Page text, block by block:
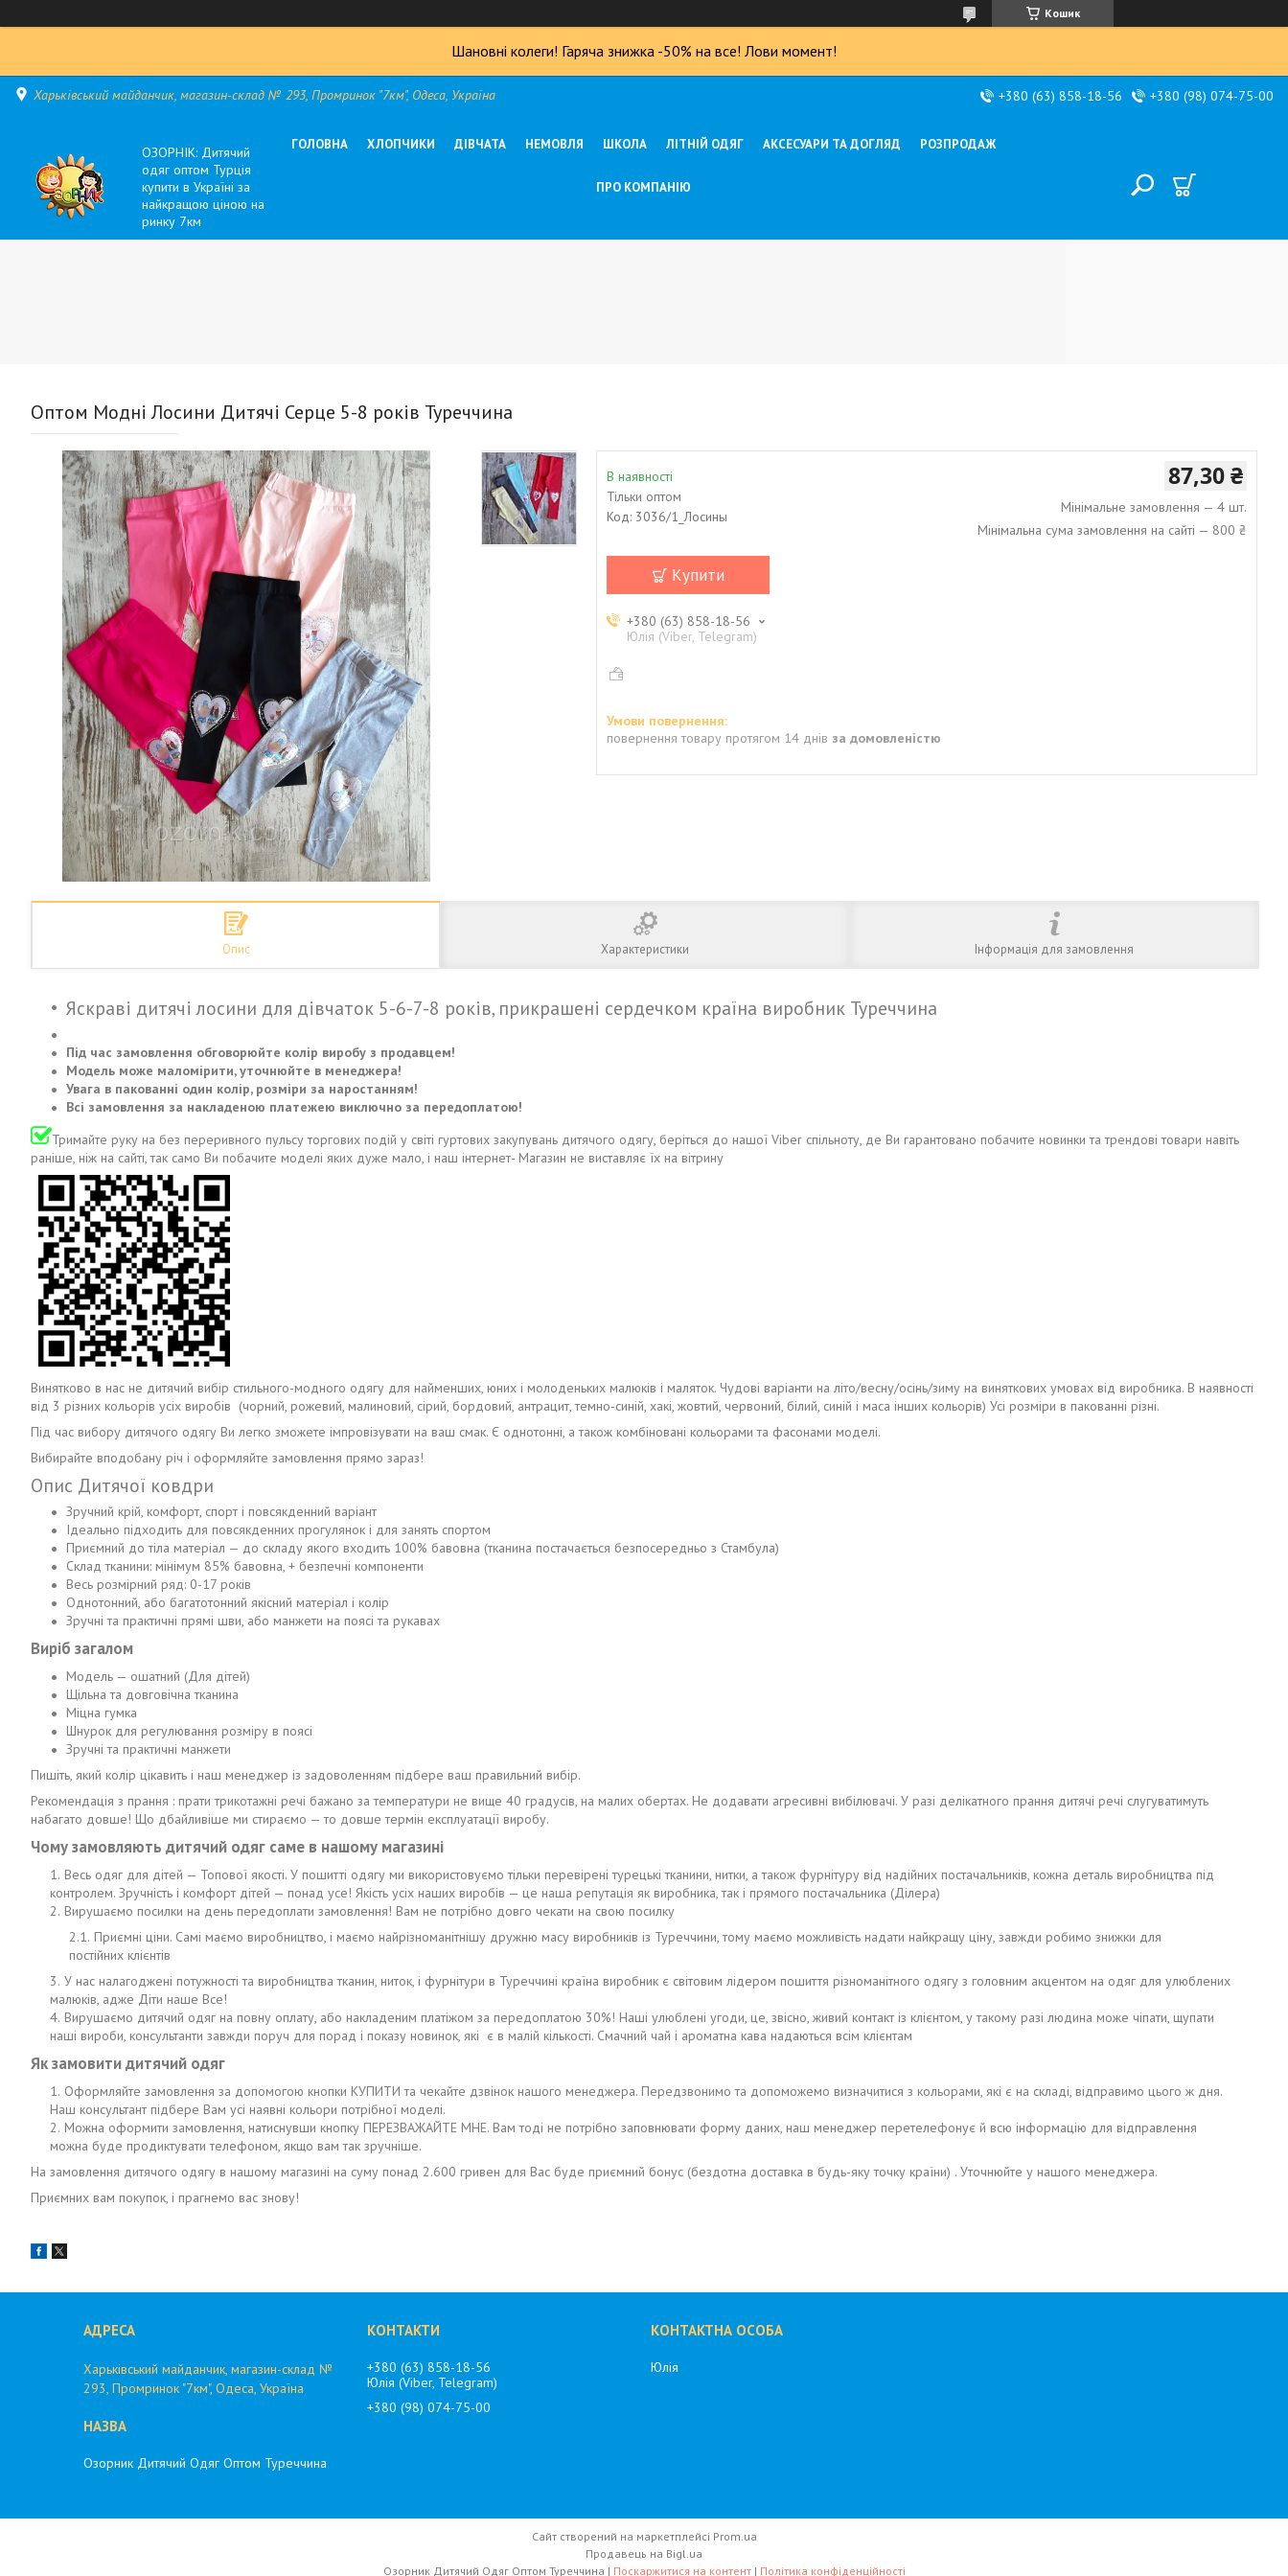
Кошик
Шановні колеги! Гаряча знижка -50% на все! Лови момент!
Харьківський майданчик, магазин-склад № 293, Промринок "7км", Одеса, Україна +380 (63) 858-18-56 +380 (98) 074-75-00
ОЗОРНІК: Дитячий
одяг оптом Турція
купити в Україні за
найкращою ціною на
ринку 7км
ГОЛОВНА ХЛОПЧИКИ ДІВЧАТА НЕМОВЛЯ ШКОЛА ЛІТНІЙ ОДЯГ АКСЕСУАРИ ТА ДОГЛЯД РОЗПРОДАЖ
ПРО КОМПАНІЮ
Оптом Модні Лосини Дитячі Серце 5-8 років Туреччина
В наявності
Тільки оптом
Код: 3036/1_Лосины
87,30 ₴
Мінімальне замовлення — 4 шт.
Мінімальна сума замовлення на сайті — 800 ₴
Купити
+380 (63) 858-18-56
Юлія (Viber, Telegram)
повернення товару протягом 14 днів за домовленістю
Опис Характеристики Інформація для замовлення
Яскраві дитячі лосини для дівчаток 5-6-7-8 років, прикрашені сердечком країна виробник Туреччина
Під час замовлення обговорюйте колір виробу з продавцем!
Модель може маломірити, уточнюйте в менеджера!
Увага в пакованні один колір, розміри за наростанням!
Всі замовлення за накладеною платежею виключно за передоплатою!
Тримайте руку на без переривного пульсу торгових подій у світі гуртових закупувань дитячого одягу, беріться до нашої Viber спільноту, де Ви гарантовано побачите новинки та трендові товари навіть
раніше, ніж на сайті, так само Ви побачите моделі яких дуже мало, і наш інтернет- Магазин не виставляє їх на вітрину
Винятково в нас не дитячий вибір стильного-модного одягу для найменших, юних і молоденьких малюків і маляток. Чудові варіанти на літо/весну/осінь/зиму на виняткових умовах від виробника. В наявності
від 3 різних кольорів усіх виробів (чорний, рожевий, малиновий, сірий, бордовий, антрацит, темно-синій, хакі, жовтий, червоний, білий, синій і маса інших кольорів) Усі розміри в пакованні різні.
Під час вибору дитячого одягу Ви легко зможете імпровізувати на ваш смак. Є однотонні, а також комбіновані кольорами та фасонами моделі.
Вибирайте вподобану річ і оформляйте замовлення прямо зараз!
Опис Дитячої ковдри
Зручний крій, комфорт, спорт і повсякденний варіант
Ідеально підходить для повсякденних прогулянок і для занять спортом
Приємний до тіла матеріал — до складу якого входить 100% бавовна (тканина постачається безпосередньо з Стамбула)
Склад тканини: мінімум 85% бавовна, + безпечні компоненти
Весь розмірний ряд: 0-17 років
Однотонний, або багатотонний якісний матеріал і колір
Зручні та практичні прямі шви, або манжети на поясі та рукавах
Виріб загалом
Модель — ошатний (Для дітей)
Щільна та довговічна тканина
Міцна гумка
Шнурок для регулювання розміру в поясі
Зручні та практичні манжети
Пишіть, який колір цікавить і наш менеджер із задоволенням підбере ваш правильний вибір.
Рекомендація з прання : прати трикотажні речі бажано за температури не вище 40 градусів, на малих обертах. Не додавати агресивні вибілювачі. У разі делікатного прання дитячі речі слугуватимуть
набагато довше! Що дбайливіше ми стираємо — то довше термін експлуатації виробу.
Чому замовляють дитячий одяг саме в нашому магазині
Весь одяг для дітей — Топової якості. У пошитті одягу ми використовуємо тільки перевірені турецькі тканини, нитки, а також фурнітуру від надійних постачальників, кожна деталь виробництва під
контролем. Зручність і комфорт дітей — понад усе! Якість усіх наших виробів — це наша репутація як виробника, так і прямого постачальника (Ділера)
Вирушаємо посилки на день передоплати замовлення! Вам не потрібно довго чекати на свою посилку
Приємні ціни. Самі маємо виробництво, і маємо найрізноманітнішу дружню масу виробників із Туреччини, тому маємо можливість надати найкращу ціну, завжди робимо знижки для
постійних клієнтів
У нас налагоджені потужності та виробництва тканин, ниток, і фурнітури в Туреччині країна виробник є світовим лідером пошиття різноманітного одягу з головним акцентом на одяг для улюблених
малюків, адже Діти наше Все!
Вирушаємо дитячий одяг на повну оплату, або накладеним платіжом за передоплатою 30%! Наші улюблені угоди, це, звісно, живий контакт із клієнтом, у такому разі людина може чіпати, щупати
наші вироби, консультанти завжди поруч для порад і показу новинок, які є в малій кількості. Смачний чай і ароматна кава надаються всім клієнтам
Як замовити дитячий одяг
Оформляйте замовлення за допомогою кнопки КУПИТИ та чекайте дзвінок нашого менеджера. Передзвонимо та допоможемо визначитися з кольорами, які є на складі, відправимо цього ж дня.
Наш консультант підбере Вам усі наявні кольори потрібної моделі.
Можна оформити замовлення, натиснувши кнопку ПЕРЕЗВАЖАЙТЕ МНЕ. Вам тоді не потрібно заповнювати форму даних, наш менеджер перетелефонує й всю інформацію для відправлення
можна буде продиктувати телефоном, якщо вам так зручніше.
На замовлення дитячого одягу в нашому магазині на суму понад 2.600 гривен для Вас буде приємний бонус (бездотна доставка в будь-яку точку країни) . Уточнюйте у нашого менеджера.
Приємних вам покупок, і прагнемо вас знову!
Харьківський майданчик, магазин-склад №
293, Промринок "7км", Одеса, Україна
Озорник Дитячий Одяг Оптом Туреччина
+380 (63) 858-18-56
Юлія (Viber, Telegram)
+380 (98) 074-75-00
Юлія
Сайт створений на маркетплейсі Prom.ua
Продавець на Bigl.ua
Озорник Дитячий Одяг Оптом Туреччина | Поскаржитися на контент | Політика конфіденційності